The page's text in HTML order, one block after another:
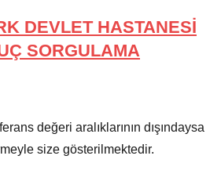
DEVLET HASTANESİ
SORGULAMA
değeri aralıklarının dışındaysa
size gösterilmektedir.